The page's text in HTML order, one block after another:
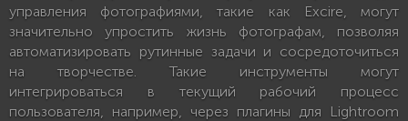
управления фотографиями, такие как Excire, могут
значительно упростить жизнь фотографам, позволяя
автоматизировать рутинные задачи и сосредоточиться
на творчестве. Такие инструменты могут
интегрироваться в текущий рабочий процесс
пользователя, например, через плагины для Lightroom